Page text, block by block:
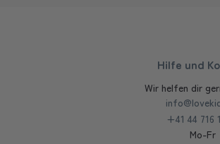
Hilfe und
Wir helfen dir
+41 44 716
Mo-Fr